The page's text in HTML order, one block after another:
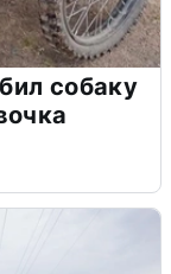
собаку